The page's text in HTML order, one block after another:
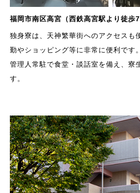
福岡市南区高宮（西鉄高宮駅より徒歩7
独身寮は、天神繁華街へのアクセスも
勤やショッピング等に非常に便利です。
管理人常駐で食堂・談話室を備え、寮
す。